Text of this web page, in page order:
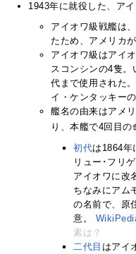
1943年に就役した、ア
アイオワ級戦艦は
たため、アメリカ
アイオワ級はアイ
スコンシンの4隻
代まで使用された
イ・ケンタッキー
艦名の由来はアメ
り、本艦で4回目の
初代は1864年
リュー･フリゲ
アイオワに改
ちなみにアム
の名前で、原
意。
素は？
二代目 はアイ